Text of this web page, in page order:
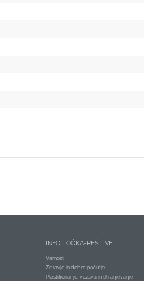
INFO TOČKA-REŠTIVE
Varnost
Zdravje in dobro počutje
Plastificiranje, vezava in shranjevanje